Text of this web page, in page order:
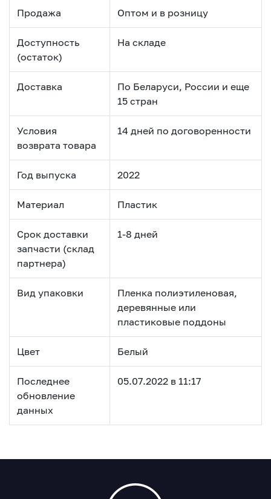
Продажа Оптом и в розницу
Доступность
(остаток)
На складе
Доставка
По Беларуси, России и еще
15 стран
Условия
возврата товара
14 дней по договоренности
Год выпуска 2022
Материал Пластик
Срок доставки
запчасти (склад
партнера)
1-8 дней
Вид упаковки
Пленка полиэтиленовая,
деревянные или
пластиковые поддоны
Цвет Белый
Последнее
обновление
данных
05.07.2022 в 11:17